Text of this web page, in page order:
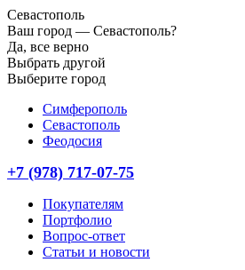
Севастополь
Ваш город — Севастополь?
Да, все верно
Выбрать другой
Выберите город
Симферополь
Севастополь
Феодосия
+7 (978) 717-07-75
Покупателям
Портфолио
Вопрос-ответ
Статьи и новости